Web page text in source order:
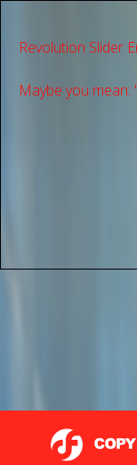
Revolution Slider
Maybe you